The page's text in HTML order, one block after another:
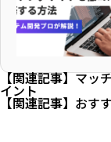
【関連記事】 マッ
イント
【関連記事】 おす